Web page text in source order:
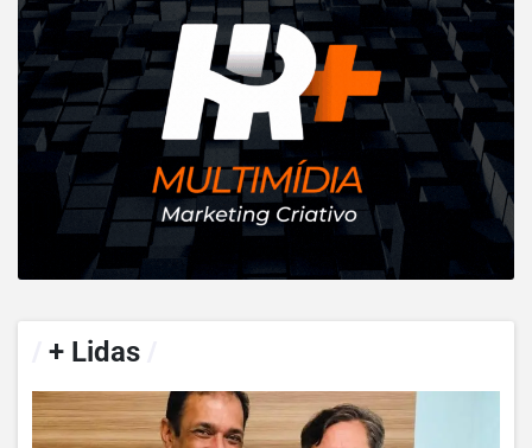
+ Lidas